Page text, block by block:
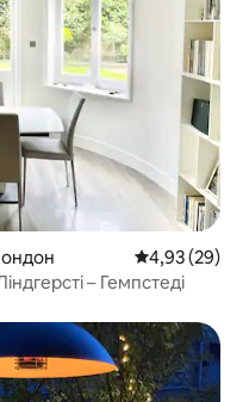
Середня
4,93 (29)
– Гемпстеді